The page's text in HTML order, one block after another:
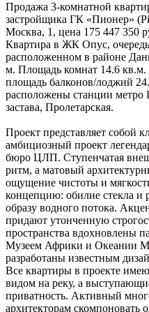
Продажа 3-комнатной
застройщика ГК «Пионер»
Москва, 1, цена 175 447 350
Квартира в ЖК Опус,
расположенном в районе
м. Площадь комнат 14.6
площадь балконов/лоджий
расположены станции метро
застава, Пролетарская.
Проект представляет собой
амбициозный проект
бюро ЦЛП. Ступенчатая
ритм, а матовый
ощущение чистоты и
концепцию: обилие стекла и
образу водного потока.
придают утонченную
пространства вдохновлены
Музеем Африки и Океании
разработаны известным
Все квартиры в проекте
видом на реку, а
приватность. Активный
архитекторам скомпоновать